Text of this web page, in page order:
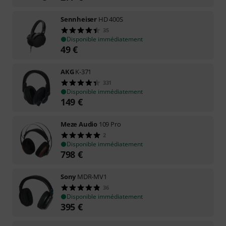
Sennheiser HD 400S
35
Disponible immédiatement
49€
AKGK-371
331
Disponible immédiatement
149 €
Meze Audio 109 Pro
2
Disponible immédiatement
798 €
Sony MDR-MV1
36
Disponible immédiatement
395 €